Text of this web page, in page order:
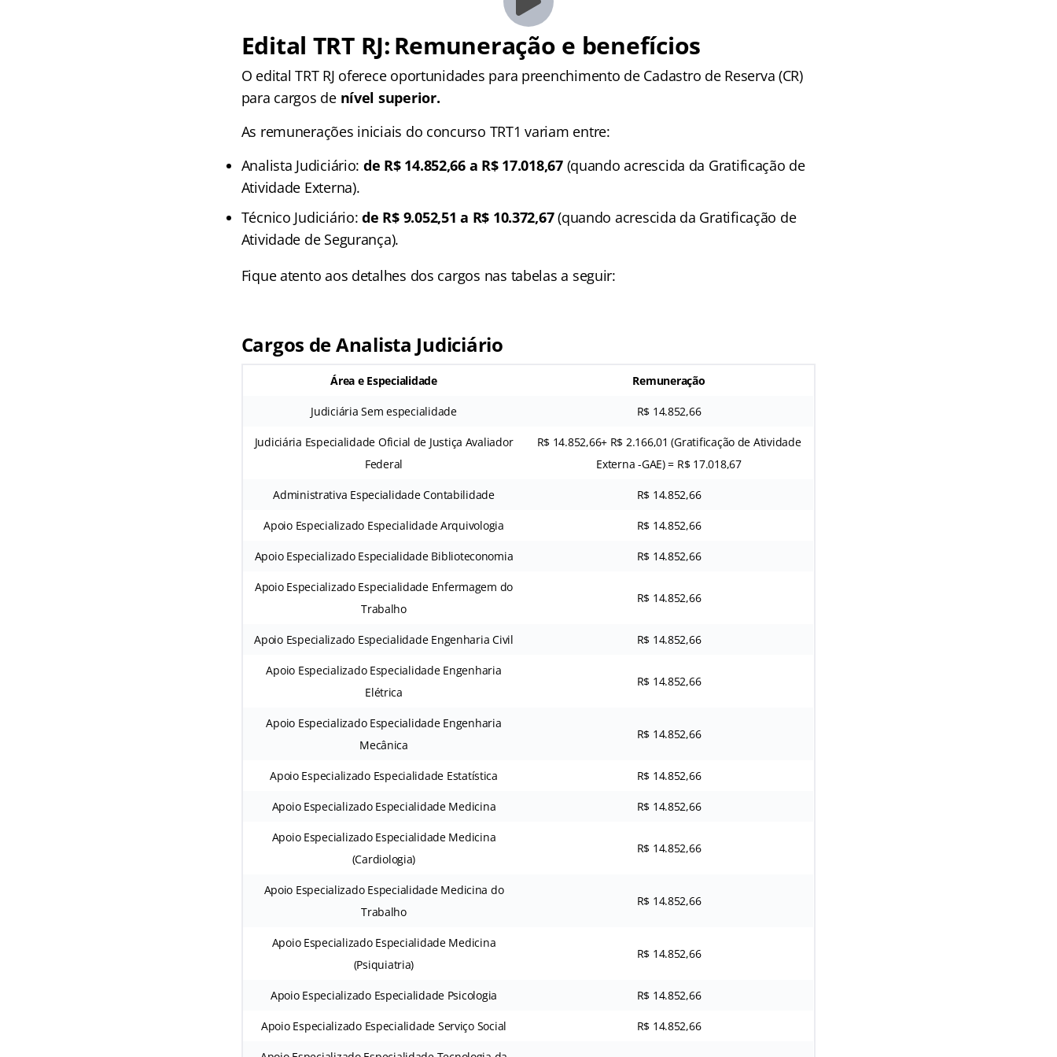
Edital TRT RJ: Remuneração e benefícios
O edital TRT RJ oferece oportunidades para preenchimento de Cadastro de Reserva (CR)
para cargos de nível superior.
As remunerações iniciais do concurso TRT1 variam entre:
Analista Judiciário: de R$ 14.852,66 a R$ 17.018,67(quando acrescida da Gratificação de
Atividade Externa).
Técnico Judiciário:de R$ 9.052,51 a R$ 10.372,67(quando acrescida da Gratificação de
Atividade de Segurança).
Fique atento aos detalhes dos cargos nas tabelas a seguir:
Cargos de Analista Judiciário
Área e Especialidade Remuneração
Judiciária Sem especialidade R$ 14.852,66
Judiciária Especialidade Oficial de Justiça Avaliador
Federal
R$ 14.852,66+ R$ 2.166,01 (Gratificação de Atividade
Externa -GAE) = R$ 17.018,67
Administrativa Especialidade Contabilidade R$ 14.852,66
Apoio Especializado Especialidade Arquivologia R$ 14.852,66
Apoio Especializado Especialidade Biblioteconomia R$ 14.852,66
Apoio Especializado Especialidade Enfermagem do
Trabalho
R$ 14.852,66
Apoio Especializado Especialidade Engenharia Civil R$ 14.852,66
Apoio Especializado Especialidade Engenharia
Elétrica
R$ 14.852,66
Apoio Especializado Especialidade Engenharia
Mecânica
R$ 14.852,66
Apoio Especializado Especialidade Estatística R$ 14.852,66
Apoio Especializado Especialidade Medicina R$ 14.852,66
Apoio Especializado Especialidade Medicina
(Cardiologia)
R$ 14.852,66
Apoio Especializado Especialidade Medicina do
Trabalho
R$ 14.852,66
Apoio Especializado Especialidade Medicina
(Psiquiatria)
R$ 14.852,66
Apoio Especializado Especialidade Psicologia R$ 14.852,66
Apoio Especializado Especialidade Serviço Social R$ 14.852,66